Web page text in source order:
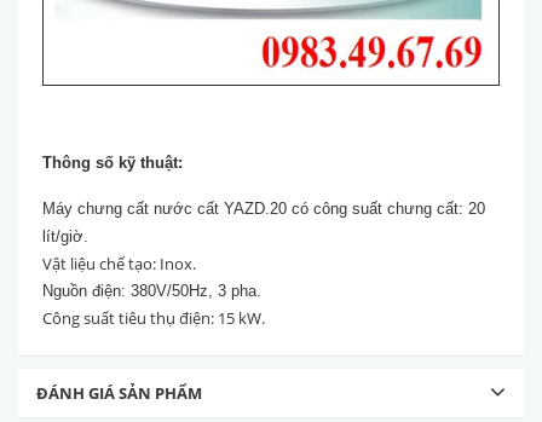
Thông số kỹ thuật:
Máy chưng cất nước cất YAZD.20 có công suất chưng cất: 20
lít/giờ.
Vật liệu chế tạo: Inox.
Nguồn điện: 380V/50Hz, 3 pha.
Công suất tiêu thụ điện: 15 kW.
ĐÁNH GIÁ SẢN PHẨM